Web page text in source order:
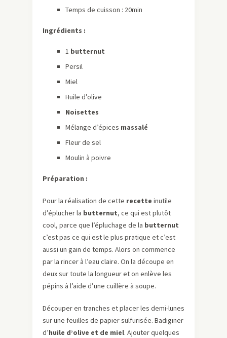
Temps de cuisson : 20min
Ingrédients :
1 butternut
Persil
Miel
Huile d’olive
Noisettes
Mélange d’épices massalé
Fleur de sel
Moulin à poivre
Préparation :
Pour la réalisation de cette recette inutile
d’éplucher la butternut, ce qui est plutôt
cool, parce que l’épluchage de la butternut
c’est pas ce qui est le plus pratique et c’est
aussi un gain de temps. Alors on commence
par la rincer à l’eau claire. On la découpe en
deux sur toute la longueur et on enlève les
pépins à l’aide d’une cuillère à soupe.
Découper en tranches et placer les demi-lunes
sur une feuilles de papier sulfurisée. Badiginer
d’huile d’olive et de miel. Ajouter quelques